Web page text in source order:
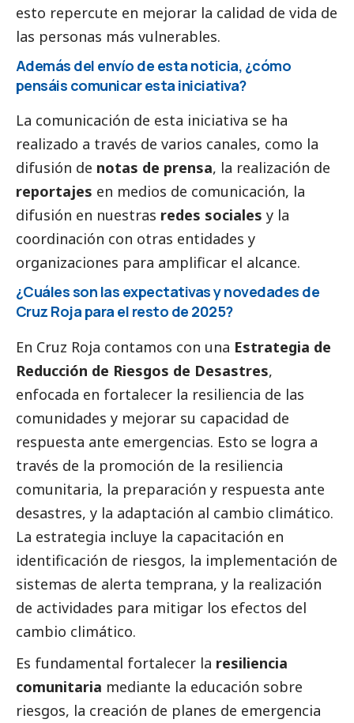
esto repercute en mejorar la calidad de vida de
las personas más vulnerables.
Además del envío de esta noticia, ¿cómo
pensáis comunicar esta iniciativa?
La comunicación de esta iniciativa se ha
realizado a través de varios canales, como la
difusión de notas de prensa, la realización de
reportajes en medios de comunicación, la
difusión en nuestras redes sociales y la
coordinación con otras entidades y
organizaciones para amplificar el alcance.
¿Cuáles son las expectativas y novedades de
Cruz Roja para el resto de 2025?
En Cruz Roja contamos con una Estrategia de
Reducción de Riesgos de Desastres,
enfocada en fortalecer la resiliencia de las
comunidades y mejorar su capacidad de
respuesta ante emergencias. Esto se logra a
través de la promoción de la resiliencia
comunitaria, la preparación y respuesta ante
desastres, y la adaptación al cambio climático.
La estrategia incluye la capacitación en
identificación de riesgos, la implementación de
sistemas de alerta temprana, y la realización
de actividades para mitigar los efectos del
cambio climático.
Es fundamental fortalecer la resiliencia
comunitaria mediante la educación sobre
riesgos, la creación de planes de emergencia